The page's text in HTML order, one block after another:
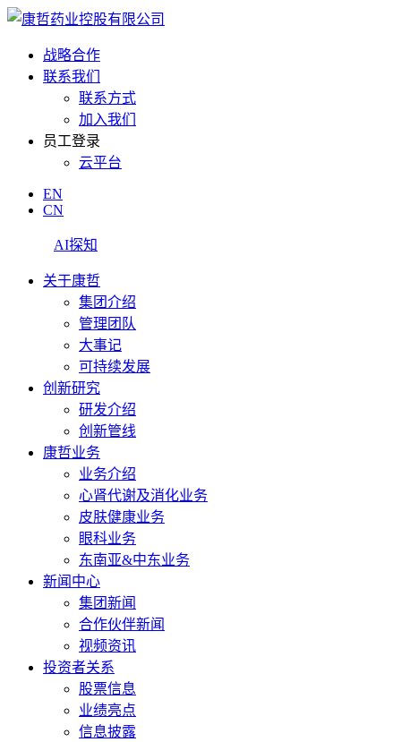
战略合作
联系我们
联系方式
加入我们
员工登录
云平台
EN
CN
AI探知
关于康哲
集团介绍
管理团队
大事记
可持续发展
创新研究
研发介绍
创新管线
康哲业务
业务介绍
心肾代谢及消化业务
皮肤健康业务
眼科业务
东南亚&中东业务
新闻中心
集团新闻
合作伙伴新闻
视频资讯
投资者关系
股票信息
业绩亮点
信息披露